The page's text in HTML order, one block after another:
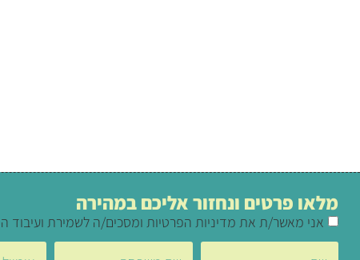
מלאו פרטים ונחזור אליכם במהירה
אני מאשר/ת את מדיניות הפרטיות ומסכים/ה לשמירת ועיבוד